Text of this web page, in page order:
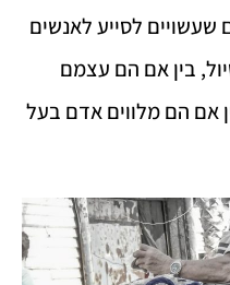
לסייע לאנשים
בין אם הם עצמם
אם הם מלווים אדם בעל